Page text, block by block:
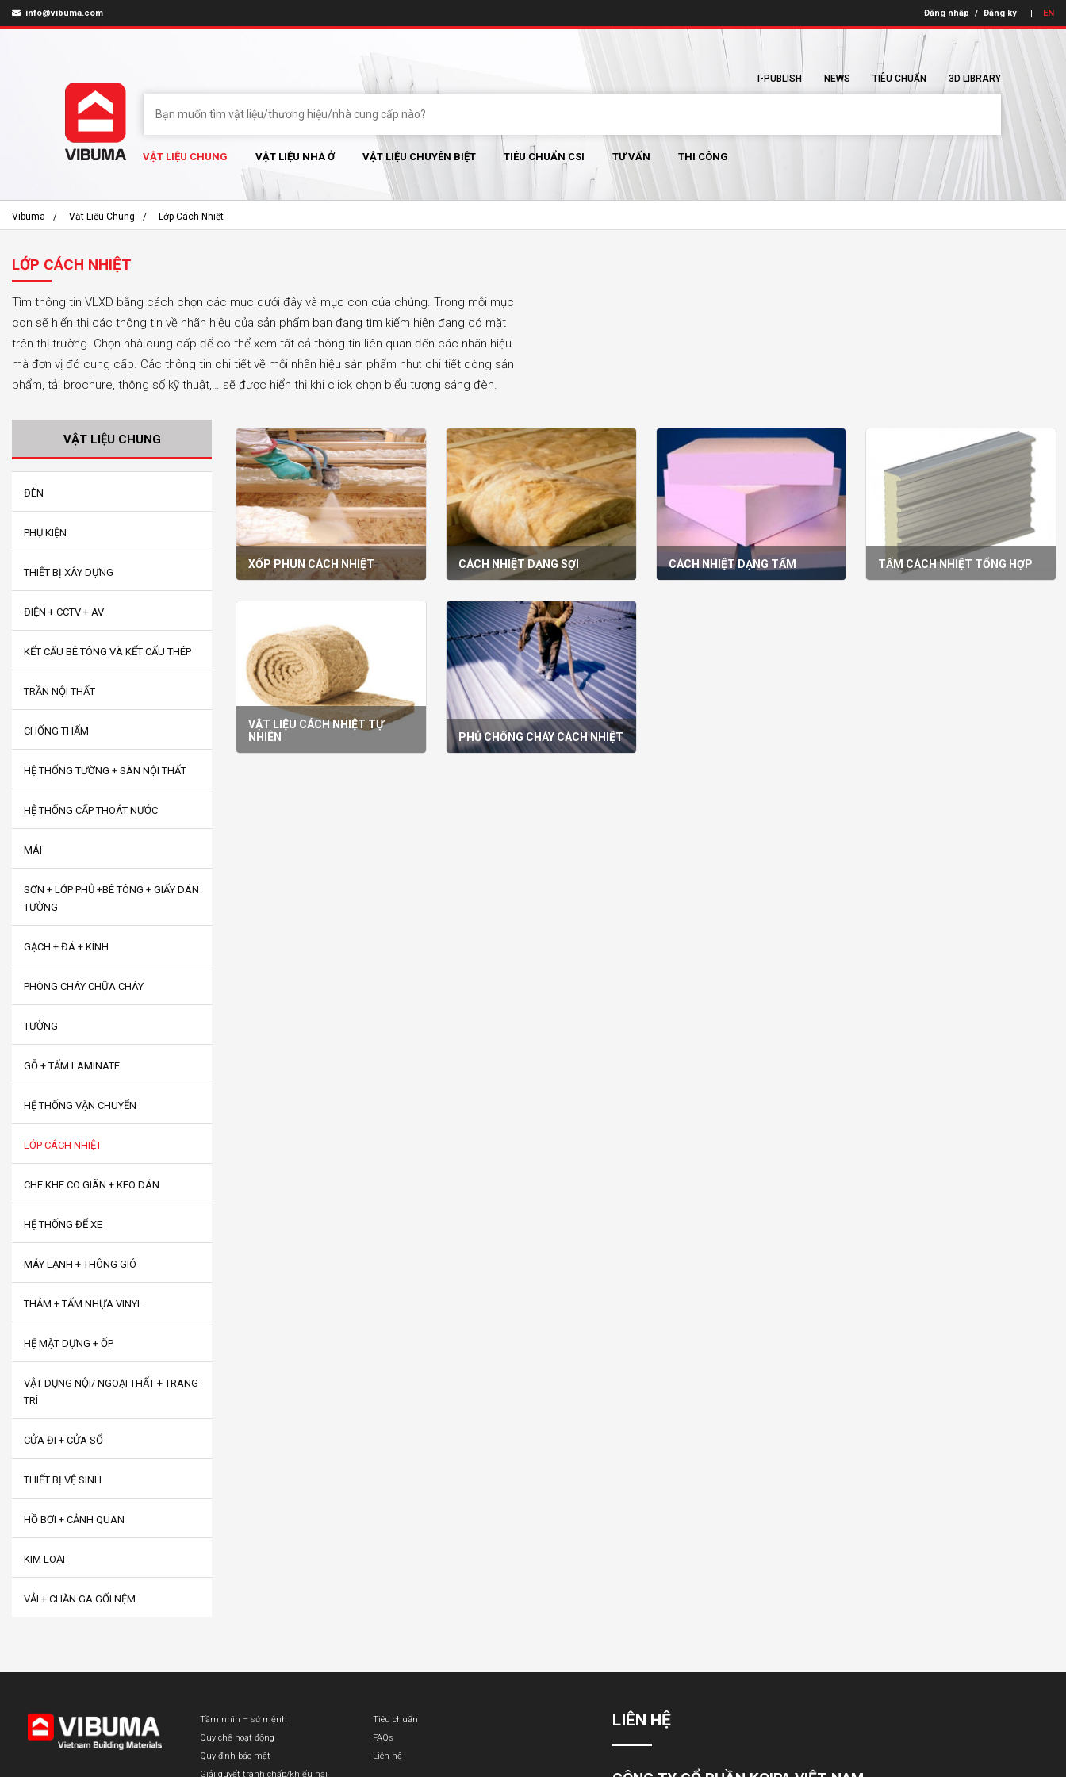
info@vibuma.com Đăng nhập / Đăng ký EN
I-PUBLISH NEWS TIÊU CHUẨN 3D LIBRARY
VẬT LIỆU CHUNG VẬT LIỆU NHÀ Ở VẬT LIỆU CHUYÊN BIỆT TIÊU CHUẨN CSI TƯ VẤN THI CÔNG
Vibuma Vật Liệu Chung Lớp Cách Nhiệt
LỚP CÁCH NHIỆT
Tìm thông tin VLXD bằng cách chọn các mục dưới đây và mục con của chúng. Trong mỗi mục
con sẽ hiển thị các thông tin về nhãn hiệu của sản phẩm bạn đang tìm kiếm hiện đang có mặt
trên thị trường. Chọn nhà cung cấp để có thể xem tất cả thông tin liên quan đến các nhãn hiệu
mà đơn vị đó cung cấp. Các thông tin chi tiết về mỗi nhãn hiệu sản phẩm như: chi tiết dòng sản
phẩm, tải brochure, thông số kỹ thuật,… sẽ được hiển thị khi click chọn biểu tượng sáng đèn.​
XỐP PHUN CÁCH NHIỆT CÁCH NHIỆT DẠNG SỢI CÁCH NHIỆT DẠNG TẤM TẤM CÁCH NHIỆT TỔNG HỢP
VẬT LIỆU CÁCH NHIỆT TỰ
NHIÊN
PHỦ CHỐNG CHÁY CÁCH NHIỆT
VẬT LIỆU CHUNG
ĐÈN
PHỤ KIỆN
THIẾT BỊ XÂY DỰNG
ĐIỆN + CCTV + AV
KẾT CẤU BÊ TÔNG VÀ KẾT CẤU THÉP
TRẦN NỘI THẤT
CHỐNG THẤM
HỆ THỐNG TƯỜNG + SÀN NỘI THẤT
HỆ THỐNG CẤP THOÁT NƯỚC
MÁI
SƠN + LỚP PHỦ +BÊ TÔNG + GIẤY DÁN
TƯỜNG
GẠCH + ĐÁ + KÍNH
PHÒNG CHÁY CHỮA CHÁY
TƯỜNG
GỖ + TẤM LAMINATE
HỆ THỐNG VẬN CHUYỂN
LỚP CÁCH NHIỆT
CHE KHE CO GIÃN + KEO DÁN
HỆ THỐNG ĐỂ XE
MÁY LẠNH + THÔNG GIÓ
THẢM + TẤM NHỰA VINYL
HỆ MẶT DỰNG + ỐP
VẬT DỤNG NỘI/ NGOẠI THẤT + TRANG
TRÍ
CỬA ĐI + CỬA SỔ
THIẾT BỊ VỆ SINH
HỒ BƠI + CẢNH QUAN
KIM LOẠI
VẢI + CHĂN GA GỐI NỆM
Tầm nhìn – sứ mệnh
Quy chế hoạt động
Quy định bảo mật
Giải quyết tranh chấp/khiếu nại
Tiêu chuẩn
FAQs
Liên hệ
LIÊN HỆ